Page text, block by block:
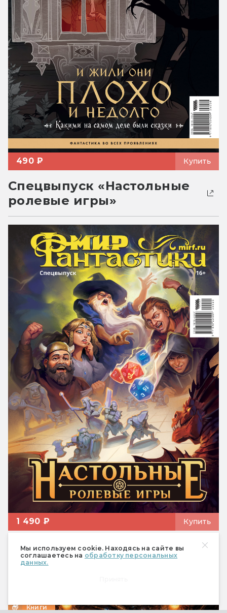
Мы используем cookie. Находясь на сайте вы
соглашаетесь на обработку персональных
данных.
490 ₽ Купить
Спецвыпуск «Настольные
ролевые игры»
1 490 ₽ Купить
Статьи
Книги